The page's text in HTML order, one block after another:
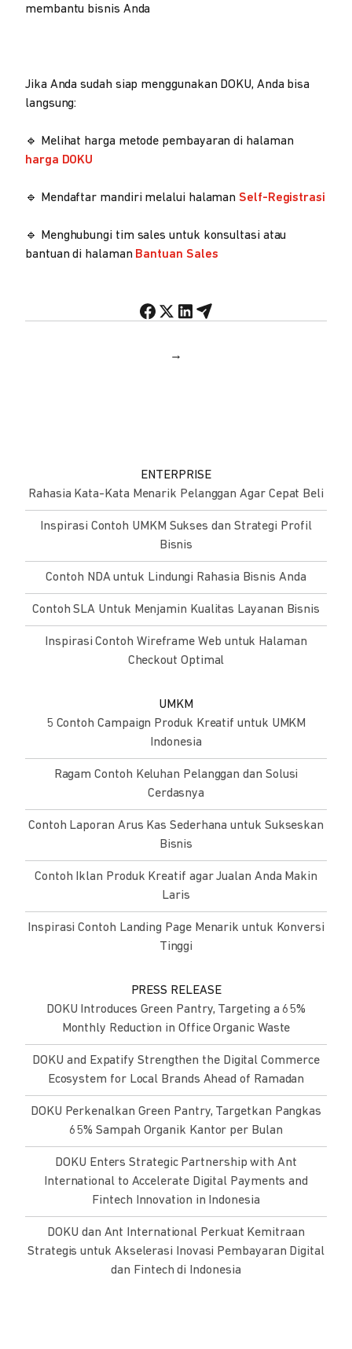
membantu bisnis Anda
Jika Anda sudah siap menggunakan DOKU, Anda bisa
langsung:
🔹 Melihat harga metode pembayaran di halaman
harga DOKU
🔹 Mendaftar mandiri melalui halaman Self-Registrasi
🔹 Menghubungi tim sales untuk konsultasi atau
bantuan di halaman Bantuan Sales
→
ENTERPRISE
Rahasia Kata-Kata Menarik Pelanggan Agar Cepat Beli
Inspirasi Contoh UMKM Sukses dan Strategi Profil
Bisnis
Contoh NDA untuk Lindungi Rahasia Bisnis Anda
Contoh SLA Untuk Menjamin Kualitas Layanan Bisnis
Inspirasi Contoh Wireframe Web untuk Halaman
Checkout Optimal
UMKM
5 Contoh Campaign Produk Kreatif untuk UMKM
Indonesia
Ragam Contoh Keluhan Pelanggan dan Solusi
Cerdasnya
Contoh Laporan Arus Kas Sederhana untuk Sukseskan
Bisnis
Contoh Iklan Produk Kreatif agar Jualan Anda Makin
Laris
Inspirasi Contoh Landing Page Menarik untuk Konversi
Tinggi
PRESS RELEASE
DOKU Introduces Green Pantry, Targeting a 65%
Monthly Reduction in Office Organic Waste
DOKU and Expatify Strengthen the Digital Commerce
Ecosystem for Local Brands Ahead of Ramadan
DOKU Perkenalkan Green Pantry, Targetkan Pangkas
65% Sampah Organik Kantor per Bulan
DOKU Enters Strategic Partnership with Ant
International to Accelerate Digital Payments and
Fintech Innovation in Indonesia
DOKU dan Ant International Perkuat Kemitraan
Strategis untuk Akselerasi Inovasi Pembayaran Digital
dan Fintech di Indonesia